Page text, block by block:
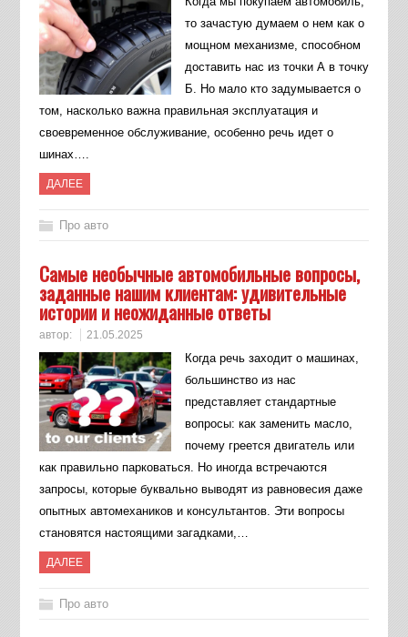
то зачастую думаем о нем как о
мощном механизме, способном
доставить нас из точки А в точку
Б. Но мало кто задумывается о
том, насколько важна правильная эксплуатация и
своевременное обслуживание, особенно речь идет о
шинах….
ДАЛЕЕ
Про авто
Самые необычные автомобильные вопросы,
заданные нашим клиентам: удивительные
истории и неожиданные ответы
автор: 21.05.2025
Когда речь заходит о машинах,
большинство из нас
представляет стандартные
вопросы: как заменить масло,
почему греется двигатель или
как правильно парковаться. Но иногда встречаются
запросы, которые буквально выводят из равновесия даже
опытных автомехаников и консультантов. Эти вопросы
становятся настоящими загадками,…
ДАЛЕЕ
Про авто